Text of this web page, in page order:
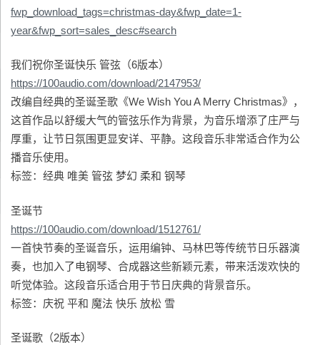
fwp_download_tags=christmas-day&fwp_date=1-
year&fwp_sort=sales_desc#search
我们祝你圣诞快乐 管弦（6版本）
https://100audio.com/download/2147953/
改编自经典的圣诞圣歌《We Wish You A Merry Christmas》，
这首作品以舒缓大气的管弦乐作为背景，为音乐增添了庄严与
厚重，让节日氛围更显安详、平静。这段音乐非常适合作为公
播音乐使用。
标签：经典 唯美 管弦 梦幻 柔和 钢琴
圣诞节
https://100audio.com/download/1512761/
一首快节奏的圣诞音乐，运用编钟、马林巴等传统节日乐器演
奏，也加入了电钢琴、合成器这些新颖元素，带来活泼欢快的
听觉体验。这段音乐适合用于节日庆典的背景音乐。
标签：庆祝 平和 魔法 快乐 放松 雪
圣诞歌（2版本）